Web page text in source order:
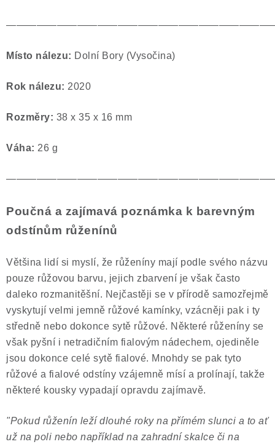
Místo nálezu: Dolní Bory (Vysočina)
Rok nálezu: 2020
Rozměry: 38 x 35 x 16 mm
Váha: 26 g
Poučná a zajímavá poznámka k barevným
odstínům růženínů
Většina lidí si myslí, že růženíny mají podle svého názvu
pouze růžovou barvu, jejich zbarvení je však často
daleko rozmanitěšní. Nejčastěji se v přírodě samozřejmě
vyskytují velmi jemně růžové kamínky, vzácněji pak i ty
středně nebo dokonce sytě růžové. Některé růženíny se
však pyšní i netradičním fialovým nádechem, ojediněle
jsou dokonce celé sytě fialové. Mnohdy se pak tyto
růžové a fialové odstíny vzájemně mísí a prolínají, takže
některé kousky vypadají opravdu zajímavě.
"Pokud růženín leží dlouhé roky na přímém slunci a to ať
už na poli nebo například na zahradní skalce či na